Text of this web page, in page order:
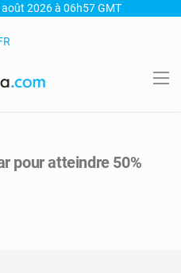
août 2026 à 06h57 GMT
pour atteindre 50%